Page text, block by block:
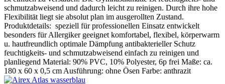
schmutzabweisend und dadurch leicht zu reinigen. Durch ihre hohe
Flexibilität liegt sie absolut plan im ausgerollten Zustand.
Produktdetails: speziell für professionellen Einsatz entwickelt
besonders für Allergiker geeignet komfortabel, flexibel, körperwarm
u. hautfreundlich optimale Dämpfung antibakterieller Schutz
feuchtigkeits- und schmutzabweisend einfach zu reinigen und
planliegend Material: 90% PVC, 10% Polyester, 6p frei Maße: ca.
180 x 60 x 0,5 cm Ausführung: ohne Ösen Farbe: anthrazit